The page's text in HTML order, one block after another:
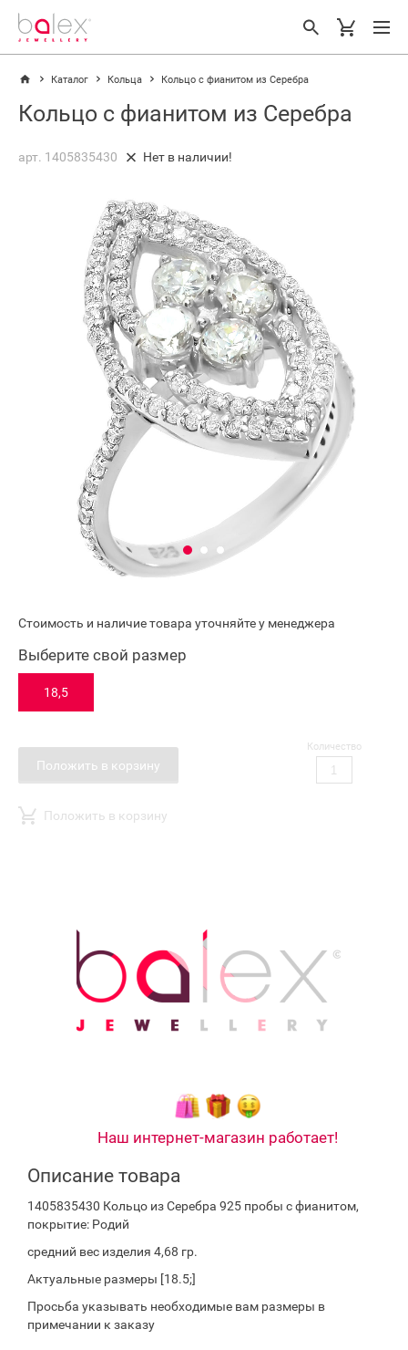
Каталог Кольца Кольцо с фианитом из Серебра
Кольцо с фианитом из Серебра
арт. 1405835430 Нет в наличии!
Стоимость и наличие товара уточняйте у менеджера
Выберите свой размер
18,5
Положить в корзину
Количество
Положить в корзину
Наш интернет-магазин работает!
Описание товара
1405835430 Кольцо из Серебра 925 пробы с фианитом,
покрытие: Родий
средний вес изделия 4,68 гр.
Актуальные размеры [18.5;]
Просьба указывать необходимые вам размеры в
примечании к заказу